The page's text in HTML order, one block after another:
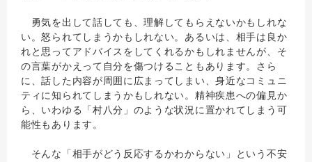
勇気を出して話しても、理解してもらえないかもしれな
い。怒られてしまうかもしれない。あるいは、相手は良か
れと思ってアドバイスをしてくれるかもしれませんが、そ
の言葉がかえって自分を傷つけることもあります。さら
に、話した内容が周囲に広まってしまい、身近なコミュニ
ティに知られてしまうかもしれない。精神疾患への偏見か
ら、いわゆる「村八分」のような状況に置かれてしまう可
能性もあります。
そんな「相手がどう反応するかわからない」という不安